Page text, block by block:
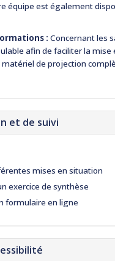
équipe est également
: Concernant les
afin de faciliter la
de projection
et de suivi
mises en situation
exercice de synthèse
formulaire en ligne